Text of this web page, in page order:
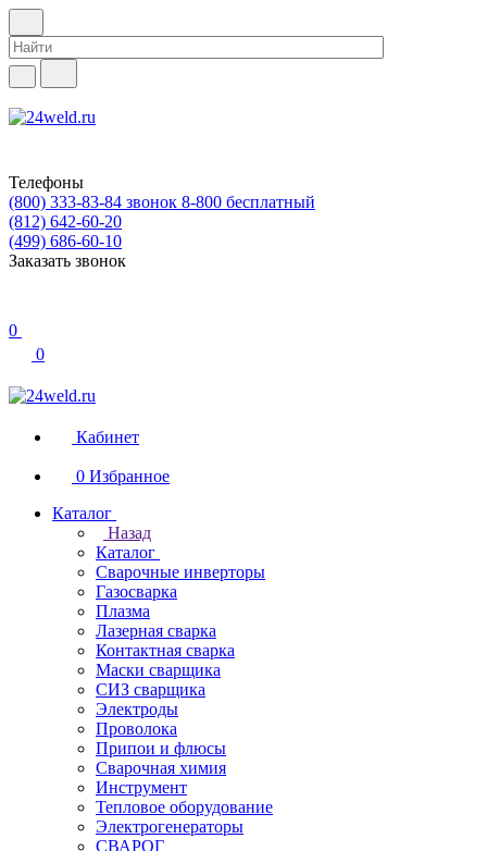
Телефоны
(800) 333-83-84 звонок 8-800 бесплатный
(812) 642-60-20
(499) 686-60-10
Заказать звонок
0
0
Кабинет
0 Избранное
Каталог
Назад
Каталог
Сварочные инверторы
Газосварка
Плазма
Лазерная сварка
Контактная сварка
Маски сварщика
СИЗ сварщика
Электроды
Проволока
Припои и флюсы
Сварочная химия
Инструмент
Тепловое оборудование
Электрогенераторы
СВАРОГ